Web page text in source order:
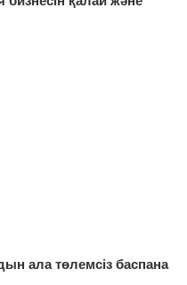
ала төлемсіз баспана